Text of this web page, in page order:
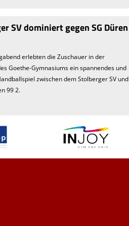
SV dominiert gegen SG Düren
erlebten die Zuschauer in der
Goethe-Gymnasiums ein spannendes und
zwischen dem Stolberger SV und
99 2.